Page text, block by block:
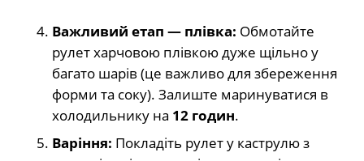
Важливий етап — плівка: Обмотайте
рулет харчовою плівкою дуже щільно у
багато шарів (це важливо для збереження
форми та соку). Залиште маринуватися в
холодильнику на 12 годин.
Варіння: Покладіть рулет у каструлю з